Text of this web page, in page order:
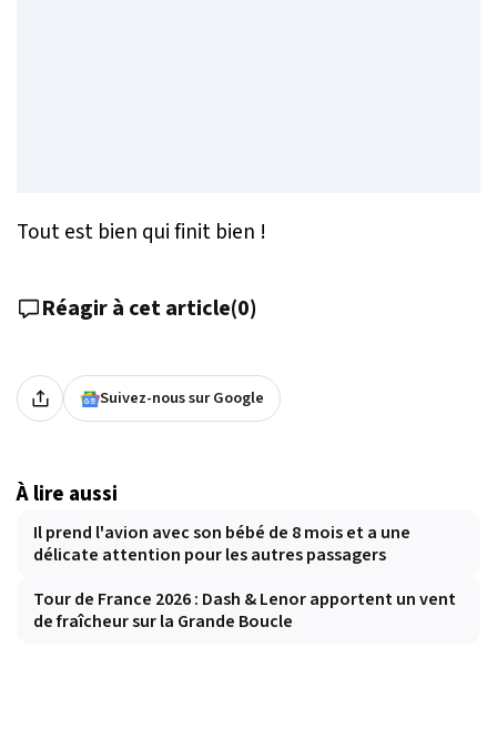
Tout est bien qui finit bien !
Réagir à cet article(0)
Suivez-nous sur Google
À lire aussi
Il prend l'avion avec son bébé de 8 mois et a une
délicate attention pour les autres passagers
Tour de France 2026 : Dash & Lenor apportent un vent
de fraîcheur sur la Grande Boucle